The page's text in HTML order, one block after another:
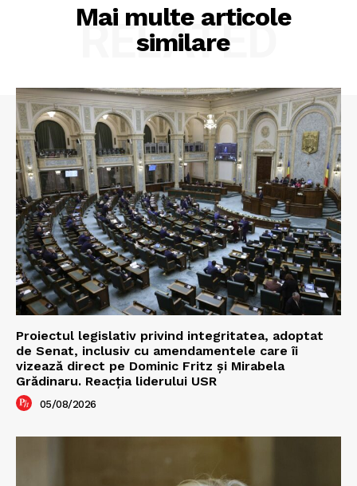
Mai multe articole
similare
RELATED
Proiectul legislativ privind integritatea, adoptat
de Senat, inclusiv cu amendamentele care îi
vizează direct pe Dominic Fritz și Mirabela
Grădinaru. Reacția liderului USR
05/08/2026